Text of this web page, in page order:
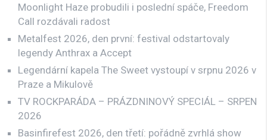
Moonlight Haze probudili i poslední spáče, Freedom
Call rozdávali radost
Metalfest 2026, den první: festival odstartovaly
legendy Anthrax a Accept
Legendární kapela The Sweet vystoupí v srpnu 2026 v
Praze a Mikulově
TV ROCKPARÁDA – PRÁZDNINOVÝ SPECIÁL – SRPEN
2026
Basinfirefest 2026, den třetí: pořádně zvrhlá show